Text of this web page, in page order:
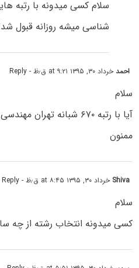
شناسی میشه روزانه قبول
احمدخرداد ۳۰, ۱۳۹۵ at ۹:۲۱ ق٫ظ - Reply
سلام
آیا با رتبه ۶۷۰ شبانه تهران مهندسی شیمی(ارشد) میشه قبول شد؟
ممنون
Shiva خرداد ۳۰, ۱۳۹۵ at ۸:۴۵ ق٫ظ - Reply
سلام
کسی میدونه انتخاب رشته از چه